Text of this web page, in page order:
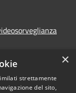
×
strettamente
del sito,